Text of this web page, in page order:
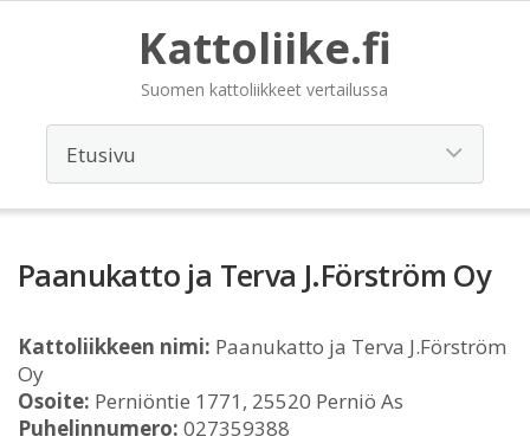
Kattoliike.fi
Suomen kattoliikkeet vertailussa
Paanukatto ja Terva J.Förström Oy
Kattoliikkeen nimi: Paanukatto ja Terva J.Förström
Oy
Osoite: Perniöntie 1771, 25520 Perniö As
Puhelinnumero: 027359388